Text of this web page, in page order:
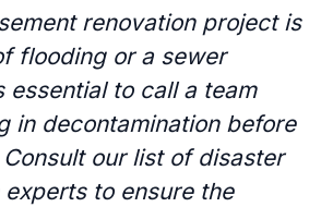
renovation project is
flooding or a sewer
essential to call a team
in decontamination before
our list of disaster
to ensure the